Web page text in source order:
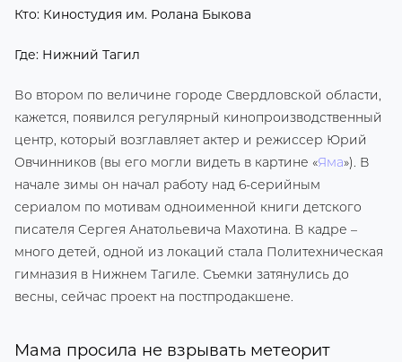
Кто: Киностудия им. Ролана Быкова
Где: Нижний Тагил
Во втором по величине городе Свердловской области,
кажется, появился регулярный кинопроизводственный
центр, который возглавляет актер и режиссер Юрий
Овчинников (вы его могли видеть в картине «Яма»). В
начале зимы он начал работу над 6-серийным
сериалом по мотивам одноименной книги детского
писателя Сергея Анатольевича Махотина. В кадре –
много детей, одной из локаций стала Политехническая
гимназия в Нижнем Тагиле. Съемки затянулись до
весны, сейчас проект на постпродакшене.
Мама просила не взрывать метеорит